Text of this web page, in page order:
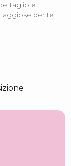
e
per te.